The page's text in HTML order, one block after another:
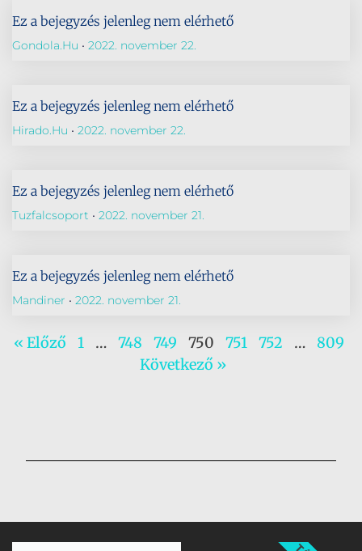
Ez a bejegyzés jelenleg nem elérhető
Gondola.hu 2022. november 22.
Ez a bejegyzés jelenleg nem elérhető
Hirado.hu 2022. november 22.
Ez a bejegyzés jelenleg nem elérhető
Tuzfalcsoport 2022. november 21.
Ez a bejegyzés jelenleg nem elérhető
Mandiner 2022. november 21.
« Előző 1 … 748 749 750 751 752 …
809
Következő »